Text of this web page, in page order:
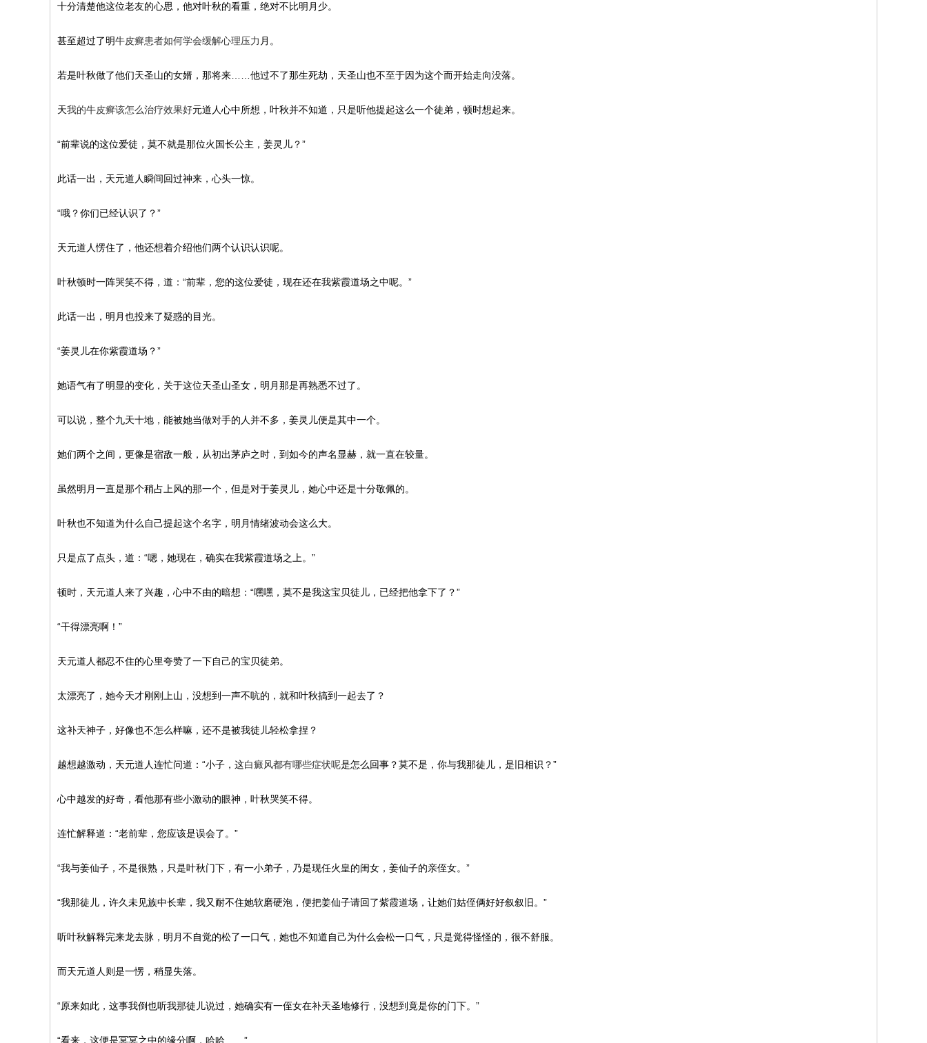
十分清楚他这位老友的心思，他对叶秋的看重，绝对不比明月少。
甚至超过了明牛皮癣患者如何学会缓解心理压力 月。
若是叶秋做了他们天圣山的女婿，那将来……他过不了那生死劫，天圣山也不至于因为这个而开始走向没落。
天我的牛皮癣该怎么治疗效果好元道人心中所想，叶秋并不知道，只是听他提起这么一个徒弟，顿时想起来。
“前辈说的这位爱徒，莫不就是那位火国长公主，姜灵儿？”
此话一出，天元道人瞬间回过神来，心头一惊。
“哦？你们已经认识了？”
天元道人愣住了，他还想着介绍他们两个认识认识呢。
叶秋顿时一阵哭笑不得，道：“前辈，您的这位爱徒，现在还在我紫霞道场之中呢。”
此话一出，明月也投来了疑惑的目光。
“姜灵儿在你紫霞道场？”
她语气有了明显的变化，关于这位天圣山圣女，明月那是再熟悉不过了。
可以说，整个九天十地，能被她当做对手的人并不多，姜灵儿便是其中一个。
她们两个之间，更像是宿敌一般，从初出茅庐之时，到如今的声名显赫，就一直在较量。
虽然明月一直是那个稍占上风的那一个，但是对于姜灵儿，她心中还是十分敬佩的。
叶秋也不知道为什么自己提起这个名字，明月情绪波动会这么大。
只是点了点头，道：“嗯，她现在，确实在我紫霞道场之上。”
顿时，天元道人来了兴趣，心中不由的暗想：“嘿嘿，莫不是我这宝贝徒儿，已经把他拿下了？”
“干得漂亮啊！”
天元道人都忍不住的心里夸赞了一下自己的宝贝徒弟。
太漂亮了，她今天才刚刚上山，没想到一声不吭的，就和叶秋搞到一起去了？
这补天神子，好像也不怎么样嘛，还不是被我徒儿轻松拿捏？
越想越激动，天元道人连忙问道：“小子，这白癜风都有哪些症状呢是怎么回事？莫不是，你与我那徒儿，是旧相识？”
心中越发的好奇，看他那有些小激动的眼神，叶秋哭笑不得。
连忙解释道：“老前辈，您应该是误会了。”
“我与姜仙子，不是很熟，只是叶秋门下，有一小弟子，乃是现任火皇的闺女，姜仙子的亲侄女。”
“我那徒儿，许久未见族中长辈，我又耐不住她软磨硬泡，便把姜仙子请回了紫霞道场，让她们姑侄俩好好叙叙旧。”
听叶秋解释完来龙去脉，明月不自觉的松了一口气，她也不知道自己为什么会松一口气，只是觉得怪怪的，很不舒服。
而天元道人则是一愣，稍显失落。
“原来如此，这事我倒也听我那徒儿说过，她确实有一侄女在补天圣地修行，没想到竟是你的门下。”
“看来，这便是冥冥之中的缘分啊，哈哈……”